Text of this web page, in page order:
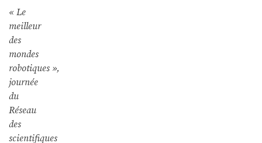
« Le
meilleur
des
mondes
robotiques »,
journée
du
Réseau
des
scientifiques